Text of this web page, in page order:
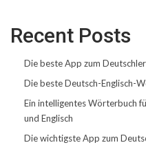
Recent Posts
Die beste App zum
Die beste Deutsch-Englisch-
Ein intelligentes Wörterbuch
und Englisch
Die wichtigste App zum